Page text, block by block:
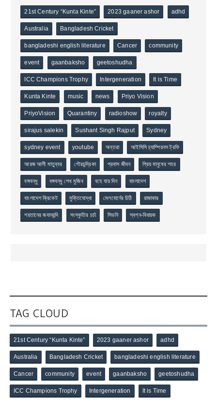
21st Century “Kunta Kinte” 2023 gaaner ashor adhd
Australia Bangladesh Cricket
bangladeshi english literature Cancer community
event gaanbaksho geetoshudha
ICC Champions Trophy Intergeneration It is Time
Kunta Kinte music news Priyo Vision
PriyoVision Quarantiny radioshow royalty
sirajus salekin Sushant Singh Rajput Sydney
sydney event youtube অন্তরা আইসিসি চ্যাম্পিয়নস ট্রফি
আরজ আলী মাতুব্বর গৌরচন্দ্রিকা প্রবাস জীবন প্রিয় মানুষের শহর
বঙ্গবন্ধু বঙ্গবন্ধু শেখ মুজিব বহে যায় দিন বাংলাদেশ
বাংলাদেশ ক্রিকেট মুক্তিযোদ্ধা মেলবোর্নের চিঠি রাজাকার
শয়তানের জবানবন্দি সংস্কৃতির চর্চা সিডনি স্বপ্ন-বিধায়ক
TAG CLOUD
21st Century “Kunta Kinte” 2023 gaaner ashor adhd
Australia Bangladesh Cricket bangladeshi english literature
Cancer community event gaanbaksho geetoshudha
ICC Champions Trophy Intergeneration It is Time